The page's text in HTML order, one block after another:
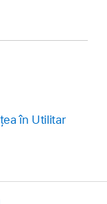
în Utilitar